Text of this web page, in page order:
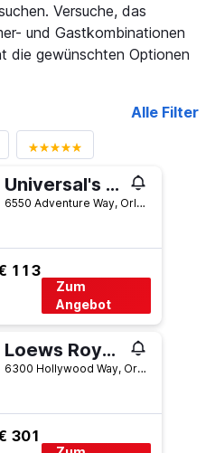
Versuche, das
und Gastkombinationen
die gewünschten Optionen
Alle Filter
Universal's Cabana Bay Beach Resort
6550 Adventure Way, Orlando, FL, USA
113
Zum
Angebot
Loews Royal Pacific Resort at Universal Orlando Resort
6300 Hollywood Way, Orlando, FL, USA
301